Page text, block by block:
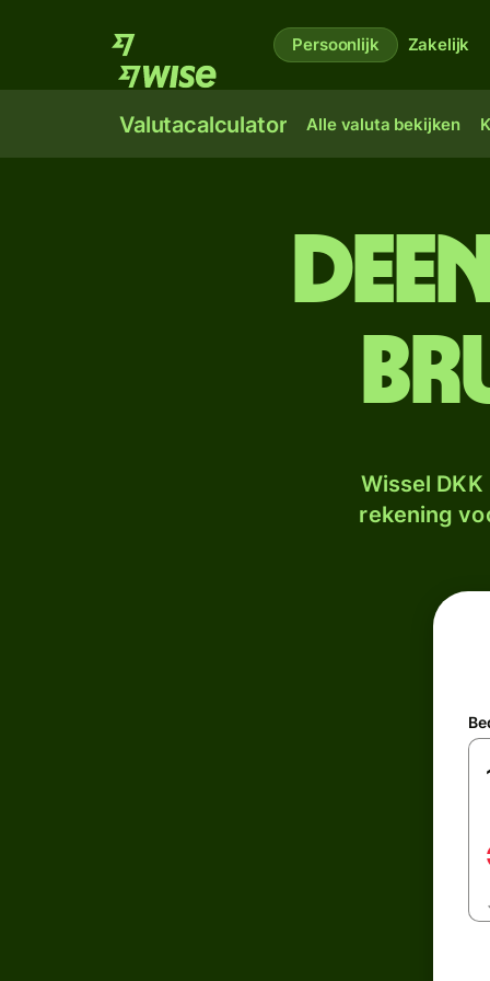
Persoonlijk Zakelijk
Valutacalculator Alle valuta bekijken
Wissel
rekening